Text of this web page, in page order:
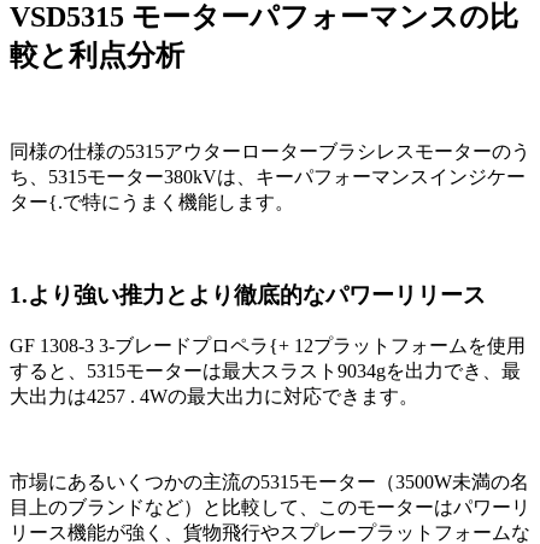
VSD5315 モーターパフォーマンスの比
較と利点分析
同様の仕様の5315アウターローターブラシレスモーターのう
ち、5315モーター380kVは、キーパフォーマンスインジケー
ター{.で特にうまく機能します。
1.より強い推力とより徹底的なパワーリリース
GF 1308-3 3-ブレードプロペラ{+ 12プラットフォームを使用
すると、5315モーターは最大スラスト9034gを出力でき、最
大出力は4257 . 4Wの最大出力に対応できます。
市場にあるいくつかの主流の5315モーター（3500W未満の名
目上のブランドなど）と比較して、このモーターはパワーリ
リース機能が強く、貨物飛行やスプレープラットフォームな